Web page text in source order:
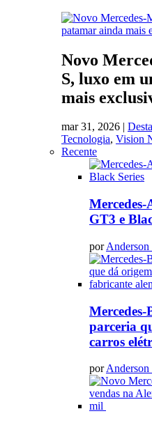
Novo
S, luxo em
mais
mar 31, 2026 |
Tecnologia, Vision
Recente
GT3 e
porAnderson
Mercedes-
parceria
carros
porAnderson